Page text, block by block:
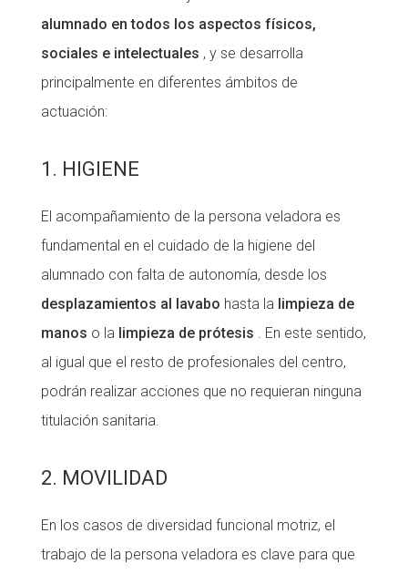
alumnado en todos los aspectos físicos,
sociales e intelectuales , y se desarrolla
principalmente en diferentes ámbitos de
actuación:
1. HIGIENE
El acompañamiento de la persona veladora es
fundamental en el cuidado de la higiene del
alumnado con falta de autonomía, desde los
desplazamientos al lavabo hasta la limpieza de
manos o la limpieza de prótesis . En este sentido,
al igual que el resto de profesionales del centro,
podrán realizar acciones que no requieran ninguna
titulación sanitaria.
2. MOVILIDAD
En los casos de diversidad funcional motriz, el
trabajo de la persona veladora es clave para que